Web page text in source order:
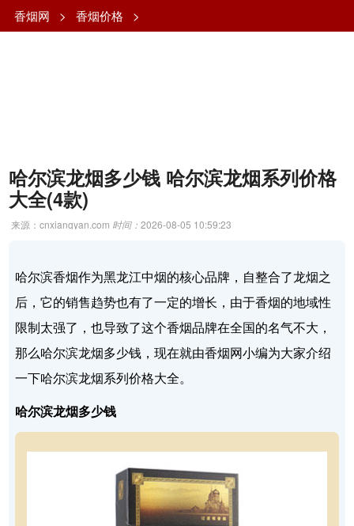
香烟网 > 香烟价格 >
哈尔滨龙烟多少钱 哈尔滨龙烟系列价格
大全(4款)
来源：cnxiangyan.com 时间：2026-08-05 10:59:23
哈尔滨香烟作为黑龙江中烟的核心品牌，自整合了龙烟之
后，它的销售趋势也有了一定的增长，由于香烟的地域性
限制太强了，也导致了这个香烟品牌在全国的名气不大，
那么哈尔滨龙烟多少钱，现在就由香烟网小编为大家介绍
一下哈尔滨龙烟系列价格大全。
哈尔滨龙烟多少钱